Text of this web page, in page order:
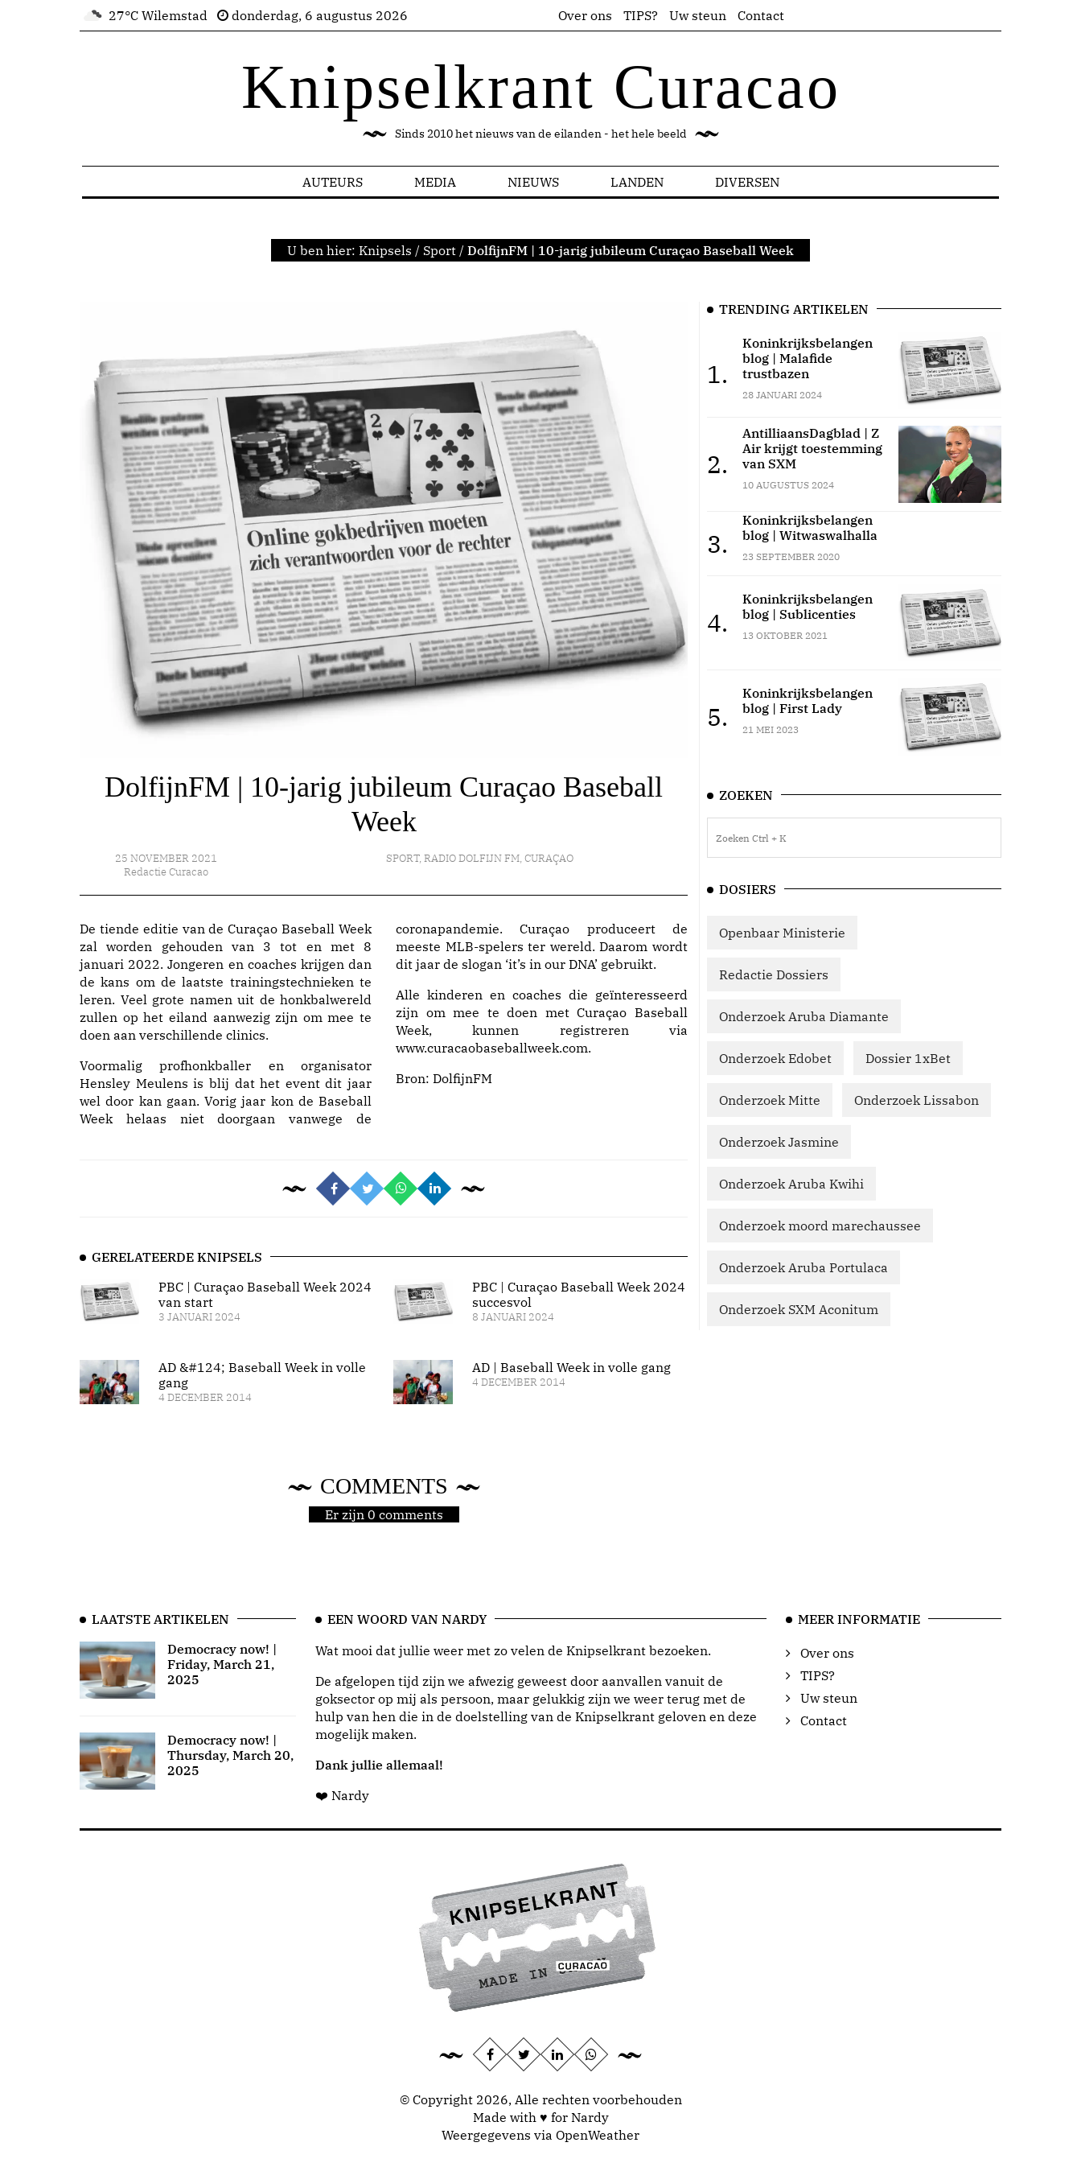
27°C Wilemstad donderdag, 6 augustus 2026 Over ons TIPS? Uw steun Contact
Knipselkrant Curacao
Sinds 2010 het nieuws van de eilanden - het hele beeld
AUTEURS MEDIA NIEUWS LANDEN DIVERSEN
U ben hier: Knipsels / Sport / DolfijnFM | 10-jarig jubileum Curaçao Baseball Week
DolfijnFM | 10-jarig jubileum Curaçao Baseball
Week
25 NOVEMBER 2021
Redactie Curacao
SPORT,RADIO DOLFIJN FM,CURAÇAO
De tiende editie van de Curaçao Baseball Week
zal worden gehouden van 3 tot en met 8
januari 2022. Jongeren en coaches krijgen dan
de kans om de laatste trainingstechnieken te
leren. Veel grote namen uit de honkbalwereld
zullen op het eiland aanwezig zijn om mee te
doen aan verschillende clinics.
Voormalig profhonkballer en organisator
Hensley Meulens is blij dat het event dit jaar
wel door kan gaan. Vorig jaar kon de Baseball
Week helaas niet doorgaan vanwege de
coronapandemie. Curaçao produceert de
meeste MLB-spelers ter wereld. Daarom wordt
dit jaar de slogan ‘it’s in our DNA’ gebruikt.
Alle kinderen en coaches die geïnteresseerd
zijn om mee te doen met Curaçao Baseball
Week, kunnen registreren via
www.curacaobaseballweek.com.
Bron: DolfijnFM
GERELATEERDE KNIPSELS
PBC | Curaçao Baseball Week 2024
van start
3 JANUARI 2024
AD &#124; Baseball Week in volle
gang
4 DECEMBER 2014
PBC | Curaçao Baseball Week 2024
succesvol
8 JANUARI 2024
AD | Baseball Week in volle gang
4 DECEMBER 2014
COMMENTS
Er zijn 0 comments
TRENDING ARTIKELEN
1.
Koninkrijksbelangen
blog | Malafide
trustbazen
28 JANUARI 2024
2.
AntilliaansDagblad | Z
Air krijgt toestemming
van SXM
10 AUGUSTUS 2024
3.
Koninkrijksbelangen
blog | Witwaswalhalla
23 SEPTEMBER 2020
4.
Koninkrijksbelangen
blog | Sublicenties
13 OKTOBER 2021
5.
Koninkrijksbelangen
blog | First Lady
21 MEI 2023
ZOEKEN
DOSIERS
Openbaar Ministerie
Redactie Dossiers
Onderzoek Aruba Diamante
Onderzoek Edobet Dossier 1xBet
Onderzoek Mitte Onderzoek Lissabon
Onderzoek Jasmine
Onderzoek Aruba Kwihi
Onderzoek moord marechaussee
Onderzoek Aruba Portulaca
Onderzoek SXM Aconitum
LAATSTE ARTIKELEN
Democracy now! |
Friday, March 21,
2025
Democracy now! |
Thursday, March 20,
2025
EEN WOORD VAN NARDY
Wat mooi dat jullie weer met zo velen de Knipselkrant bezoeken.
De afgelopen tijd zijn we afwezig geweest door aanvallen vanuit de
goksector op mij als persoon, maar gelukkig zijn we weer terug met de
hulp van hen die in de doelstelling van de Knipselkrant geloven en deze
mogelijk maken.
Dank jullie allemaal!
❤️ Nardy
MEER INFORMATIE
Over ons
TIPS?
Uw steun
Contact
© Copyright 2026, Alle rechten voorbehouden
Made with ♥ for Nardy
Weergegevens via OpenWeather